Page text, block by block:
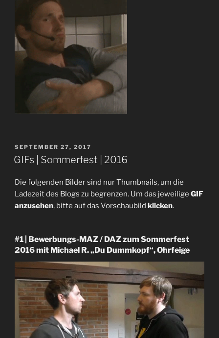
VERÖFFENTLICHT
AM
SEPTEMBER 27, 2017
GIFs | Sommerfest | 2016
Die folgenden Bilder sind nur Thumbnails, um die
Ladezeit des Blogs zu begrenzen. Um das jeweilige GIF
anzusehen, bitte auf das Vorschaubild klicken.
#1 | Bewerbungs-MAZ / DAZ zum Sommerfest
2016 mit Michael R. „Du Dummkopf“, Ohrfeige